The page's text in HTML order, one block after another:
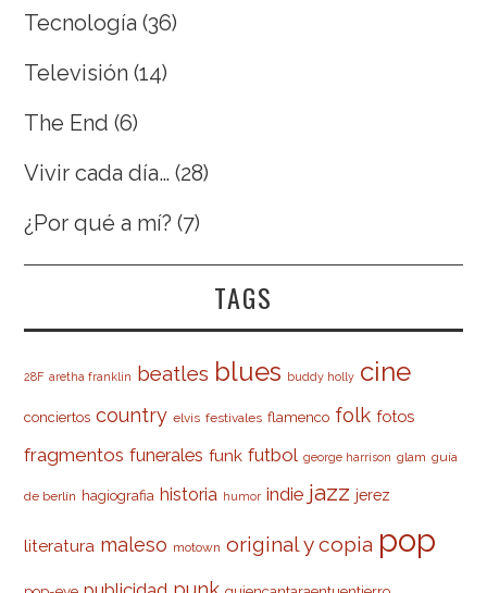
Tecnología (36)
Televisión (14)
The End (6)
Vivir cada día… (28)
¿Por qué a mí? (7)
TAGS
28F aretha franklin beatles blues buddy holly cine
conciertos country elvis festivales flamenco folk fotos
fragmentos funerales funk futbol george harrison glam guía
de berlín hagiografia historia humor indie jazz jerez
literatura maleso motown original y copia pop